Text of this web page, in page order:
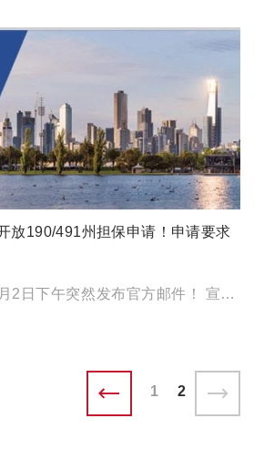
放190/491州担保申请！申请要求
突发！维州州政府9月2日下午突然发布官方邮件！ 宣布将在9月8日重新开放州担保申请！ 大师兄也在 […]
1 2